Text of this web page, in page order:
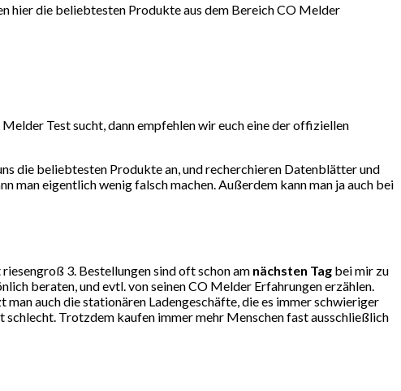
hier die beliebtesten Produkte aus dem Bereich CO Melder
Test sucht, dann empfehlen wir euch eine der offiziellen
die beliebtesten Produkte an, und recherchieren Datenblätter und
man eigentlich wenig falsch machen. Außerdem kann man ja auch bei
riesengroß 3. Bestellungen sind oft schon am nächsten Tag bei mir zu
beraten, und evtl. von seinen CO Melder Erfahrungen erzählen.
auch die stationären Ladengeschäfte, die es immer schwieriger
schlecht. Trotzdem kaufen immer mehr Menschen fast ausschließlich